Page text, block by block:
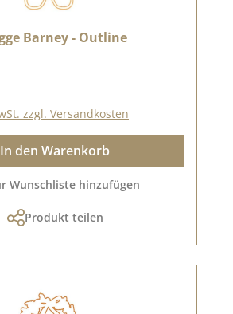
Barney - Outline
zzgl. Versandkosten
In den Warenkorb
Wunschliste hinzufügen
Produkt teilen